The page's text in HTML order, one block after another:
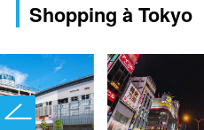
Shopping à Tokyo